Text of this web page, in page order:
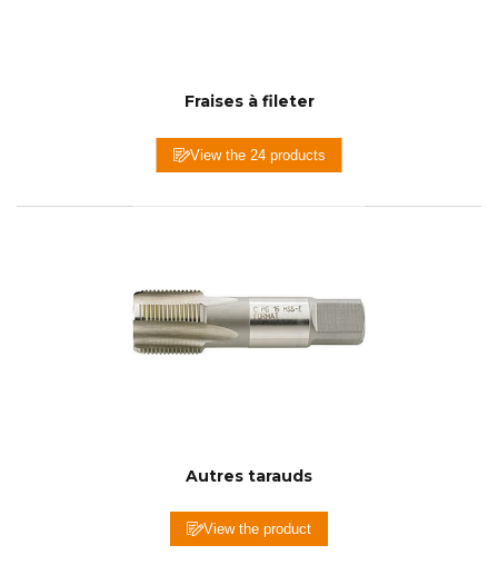
Fraises à fileter
View the 24 products
Autres tarauds
View the product